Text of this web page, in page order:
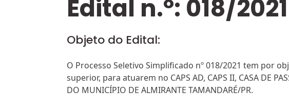
Edital n.º: 018/2021
Objeto do Edital:
O Processo Seletivo Simplificado nº 018/2021 tem por
superior, para atuarem no CAPS AD, CAPS II, CASA DE
DO MUNICÍPIO DE ALMIRANTE TAMANDARÉ/PR.